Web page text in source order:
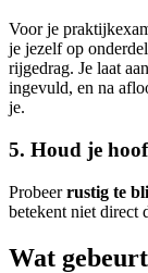
Voor je
je jezelf op
rijgedrag. Je laat
ingevuld, en na
je.
5. Houd je
Probeerrustig te
betekent niet direct
Wat